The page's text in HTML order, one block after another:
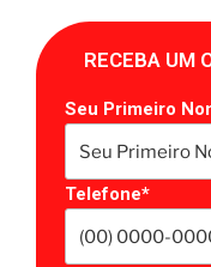
RECEBA UM
Seu Primeiro
Telefone*